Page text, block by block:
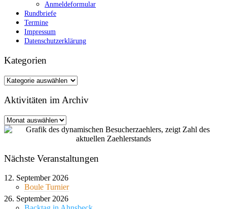
Anmeldeformular
Rundbriefe
Termine
Impressum
Datenschutzerklärung
Kategorien
Kategorien
Aktivitäten im Archiv
Aktivitäten
im
Nächste Veranstaltungen
12. September 2026
Boule Turnier
26. September 2026